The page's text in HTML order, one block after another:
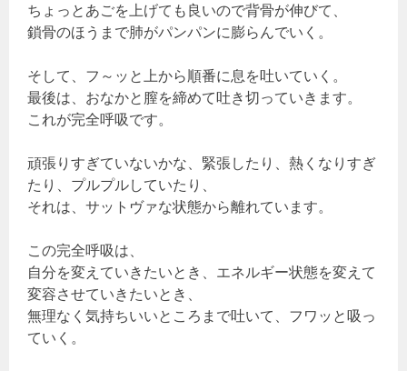
ちょっとあごを上げても良いので背骨が伸びて、
鎖骨のほうまで肺がパンパンに膨らんでいく。
そして、フ～ッと上から順番に息を吐いていく。
最後は、おなかと膣を締めて吐き切っていきます。
これが完全呼吸です。
頑張りすぎていないかな、緊張したり、熱くなりすぎ
たり、プルプルしていたり、
それは、サットヴァな状態から離れています。
この完全呼吸は、
自分を変えていきたいとき、エネルギー状態を変えて
変容させていきたいとき、
無理なく気持ちいいところまで吐いて、フワッと吸っ
ていく。